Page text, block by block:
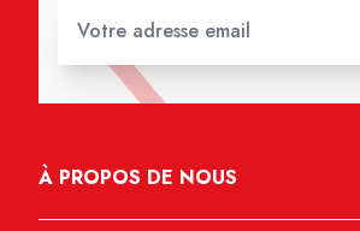
À PROPOS DE NOUS